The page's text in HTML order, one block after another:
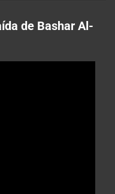
de Bashar Al-